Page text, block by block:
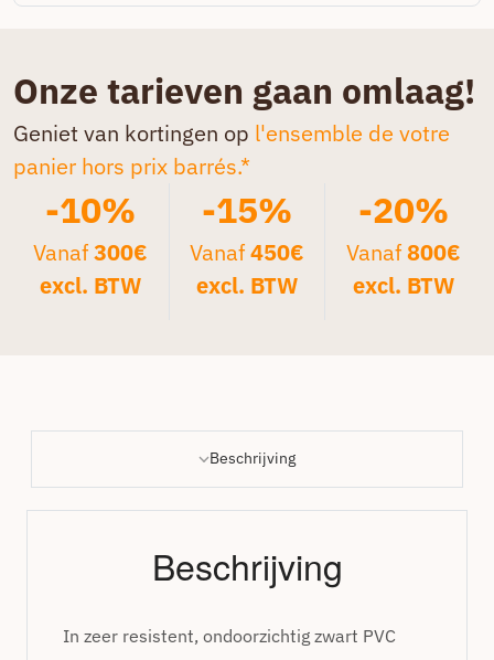
Onze tarieven gaan omlaag!
Geniet van kortingen op l'ensemble de votre
panier hors prix barrés.*
-10%
Vanaf300€
excl. BTW
-15%
Vanaf450€
excl. BTW
-20%
Vanaf800€
excl. BTW
Beschrijving
Beschrijving
In zeer resistent, ondoorzichtig zwart PVC